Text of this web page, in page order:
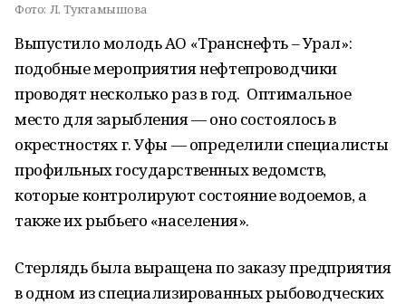
Фото: Л. Туктамышова
Выпустило молодь АО «Транснефть – Урал»:
подобные мероприятия нефтепроводчики
проводят несколько раз в год. Оптимальное
место для зарыбления — оно состоялось в
окрестностях г. Уфы — определили специалисты
профильных государственных ведомств,
которые контролируют состояние водоемов, а
также их рыбьего «населения».
Стерлядь была выращена по заказу предприятия
в одном из специализированных рыбоводческих